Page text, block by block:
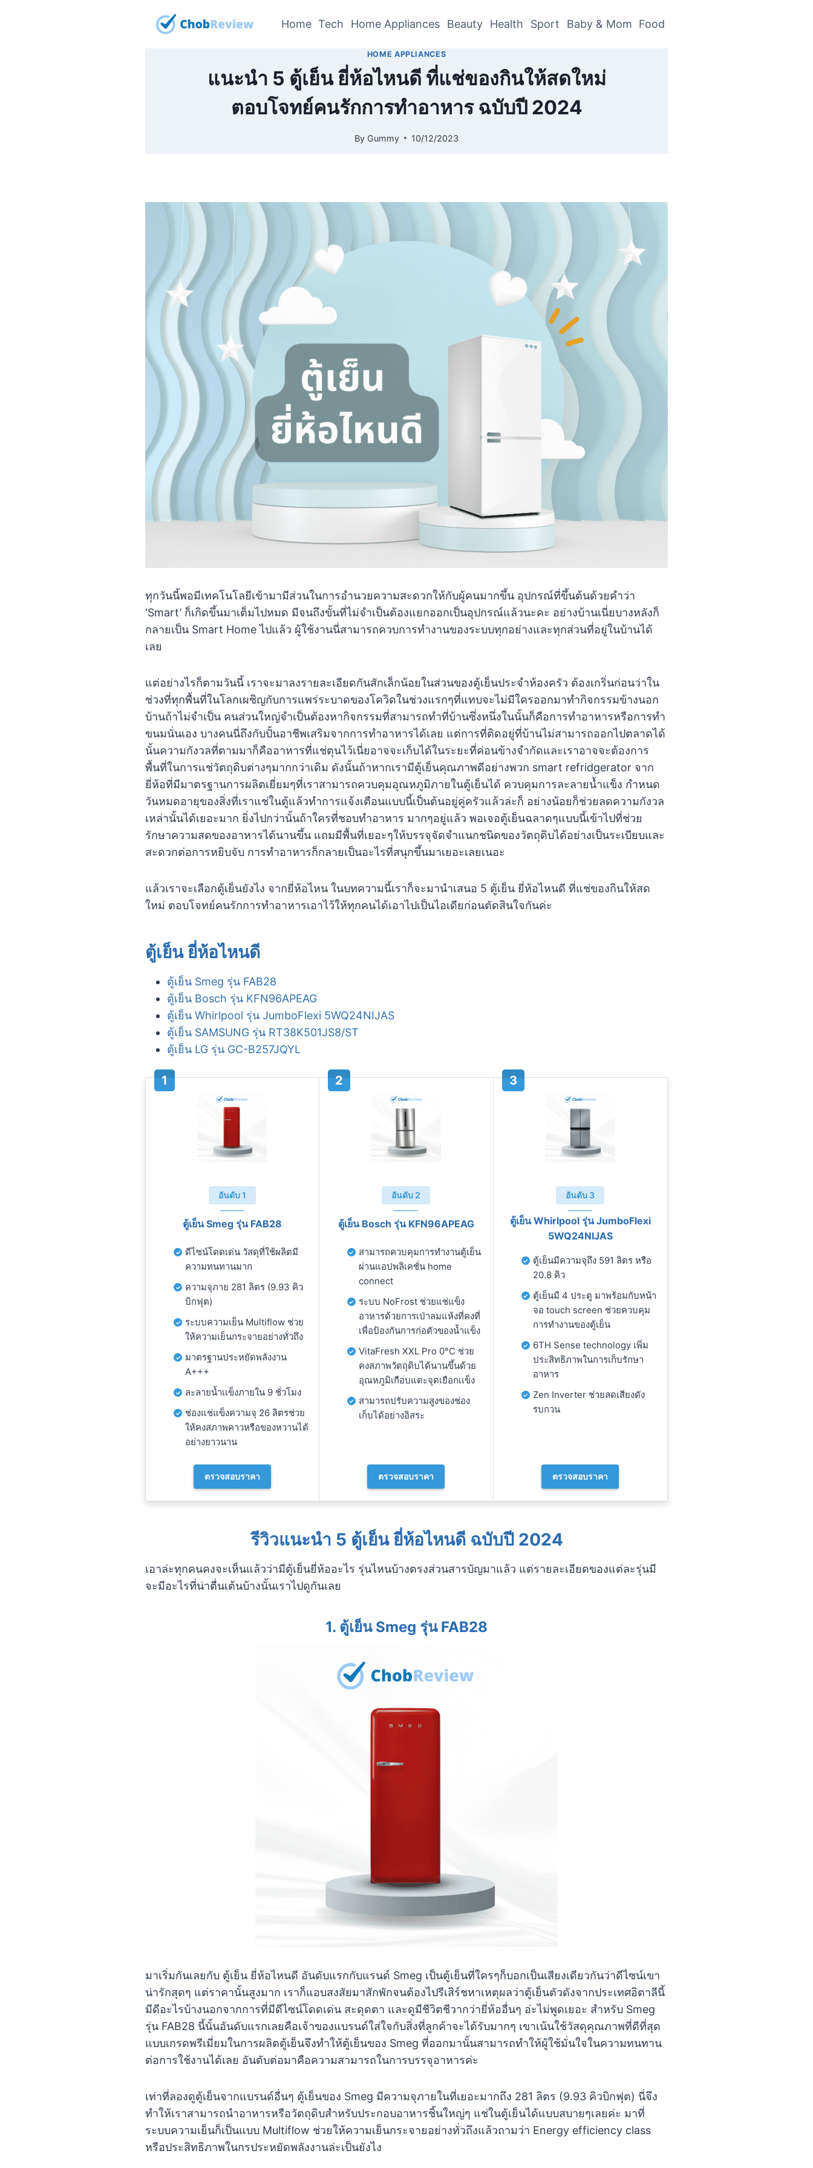
Home Tech Home Appliances Beauty Health Sport Baby & Mom Food
HOME APPLIANCES
แนะนำ 5 ตู้เย็น ยี่ห้อไหนดี ที่แช่ของกินให้สดใหม่
ตอบโจทย์คนรักการทำอาหาร ฉบับปี 2024
By Gummy 10/12/2023
ทุกวันนี้พอมีเทคโนโลยีเข้ามามีส่วนในการอำนวยความสะดวกให้กับผู้คนมากขึ้น อุปกรณ์ที่ขึ้นต้นด้วยคำว่า
‘Smart’ ก็เกิดขึ้นมาเต็มไปหมด มีจนถึงขั้นที่ไม่จำเป็นต้องแยกออกเป็นอุปกรณ์แล้วนะคะ อย่างบ้านเนี่ยบางหลังก็
กลายเป็น Smart Home ไปแล้ว ผู้ใช้งานนี่สามารถควบการทำงานของระบบทุกอย่างและทุกส่วนที่อยู่ในบ้านได้
เลย
แต่อย่างไรก็ตามวันนี้ เราจะมาลงรายละเอียดกันสักเล็กน้อยในส่วนของตู้เย็นประจำห้องครัว ต้องเกริ่นก่อนว่าใน
ช่วงที่ทุกพื้นที่ในโลกเผชิญกับการแพร่ระบาดของโควิดในช่วงแรกๆที่แทบจะไม่มีใครออกมาทำกิจกรรมข้างนอก
บ้านถ้าไม่จำเป็น คนส่วนใหญ่จำเป็นต้องหากิจกรรมที่สามารถทำที่บ้านซึ่งหนึ่งในนั้นก็คือการทำอาหารหรือการทำ
ขนมนั่นเอง บางคนนี่ถึงกับปั้นอาชีพเสริมจากการทำอาหารได้เลย แต่การที่ติดอยู่ที่บ้านไม่สามารถออกไปตลาดได้
นั้นความกังวลที่ตามมาก็คืออาหารที่แช่ตุนไว้เนี่ยอาจจะเก็บได้ในระยะที่ค่อนข้างจำกัดและเราอาจจะต้องการ
พื้นที่ในการแช่วัตถุดิบต่างๆมากกว่าเดิม ดังนั้นถ้าหากเรามีตู้เย็นคุณภาพดีอย่างพวก smart refridgerator จาก
ยี่ห้อที่มีมาตรฐานการผลิตเยี่ยมๆที่เราสามารถควบคุมอุณหภูมิภายในตู้เย็นได้ ควบคุมการละลายน้ำแข็ง กำหนด
วันหมดอายุของสิ่งที่เราแช่ในตู้แล้วทำการแจ้งเตือนแบบนี้เป็นต้นอยู่คู่ครัวแล้วล่ะก็ อย่างน้อยก็ช่วยลดความกังวล
เหล่านั้นได้เยอะมาก ยิ่งไปกว่านั้นถ้าใครที่ชอบทำอาหาร มากๆอยู่แล้ว พอเจอตู้เย็นฉลาดๆแบบนี้เข้าไปที่ช่วย
รักษาความสดของอาหารได้นานขึ้น แถมมีพื้นที่เยอะๆให้บรรจุจัดจำแนกชนิดของวัตถุดิบได้อย่างเป็นระเบียบและ
สะดวกต่อการหยิบจับ การทำอาหารก็กลายเป็นอะไรที่สนุกขึ้นมาเยอะเลยเนอะ
แล้วเราจะเลือกตู้เย็นยังไง จากยี่ห้อไหน ในบทความนี้เราก็จะมานำเสนอ 5 ตู้เย็น ยี่ห้อไหนดี ที่แช่ของกินให้สด
ใหม่ ตอบโจทย์คนรักการทำอาหารเอาไว้ให้ทุกคนได้เอาไปเป็นไอเดียก่อนตัดสินใจกันค่ะ
ตู้เย็น ยี่ห้อไหนดี
ตู้เย็น Smeg รุ่น FAB28
ตู้เย็น Bosch รุ่น KFN96APEAG
ตู้เย็น Whirlpool รุ่น JumboFlexi 5WQ24NIJAS
ตู้เย็น SAMSUNG รุ่น RT38K501JS8/ST
ตู้เย็น LG รุ่น GC-B257JQYL
อันดับ 1
ตู้เย็น Smeg รุ่น FAB28
ดีไซน์โดดเด่น วัสดุที่ใช้ผลิตมี
ความทนทานมาก
ความจุภาย 281 ลิตร (9.93 คิว
บิกฟุต)
ระบบความเย็น Multiflow ช่วย
ให้ความเย็นกระจายอย่างทั่วถึง
มาตรฐานประหยัดพลังงาน
A+++
ละลายน้ำเเข็งภายใน 9 ชั่วโมง
ช่องแช่แข็งความจุ 26 ลิตรช่วย
ให้คงสภาพคาวหรือของหวานได้
อย่างยาวนาน
ตรวจสอบราคา
อันดับ 2
ตู้เย็น Bosch รุ่น KFN96APEAG
สามารถควบคุมการทำงานตู้เย็น
ผ่านแอปพลิเคชั่น home
connect
ระบบ NoFrost ช่วยแช่แข็ง
อาหารด้วยการเป่าลมแห้งที่คงที่
เพื่อป้องกันการก่อตัวของน้ำแข็ง
VitaFresh XXL Pro 0°C ช่วย
คงสภาพวัตถุดิบได้นานขึ้นด้วย
อุณหภูมิเกือบแตะจุดเยือกเเข็ง
สามารถปรับความสูงของช่อง
เก็บได้อย่างอิสระ
ตรวจสอบราคา
อันดับ 3
ตู้เย็น Whirlpool รุ่น JumboFlexi
5WQ24NIJAS
ตู้เย็นมีความจุถึง 591 ลิตร หรือ
20.8 คิว
ตู้เย็นมี 4 ประตู มาพร้อมกับหน้า
จอ touch screen ช่วยควบคุม
การทำงานของตู้เย็น
6TH Sense technology เพิ่ม
ประสิทธิภาพในการเก็บรักษา
อาหาร
Zen Inverter ช่วยลดเสียงดัง
รบกวน
ตรวจสอบราคา
รีวิวแนะนำ 5 ตู้เย็น ยี่ห้อไหนดี ฉบับปี 2024
เอาล่ะทุกคนคงจะเห็นแล้วว่ามีตู้เย็นยี่ห้ออะไร รุ่นไหนบ้างตรงส่วนสารบัญมาแล้ว แต่รายละเอียดของแต่ละรุ่นมี
จะมีอะไรที่น่าตื่นเต้นบ้างนั้นเราไปดูกันเลย
1. ตู้เย็น Smeg รุ่น FAB28
มาเริ่มกันเลยกับ ตู้เย็น ยี่ห้อไหนดี อันดับแรกกับแรนด์ Smeg เป็นตู้เย็นที่ใครๆก็บอกเป็นเสียงเดียวกันว่าดีไซน์เขา
น่ารักสุดๆ แต่ราคานั้นสูงมาก เราก็แอบสงสัยมาสักพักจนต้องไปรีเสิร์ชหาเหตุผลว่าตู้เย็นตัวดังจากประเทศอิตาลีนี้
มีดีอะไรบ้างนอกจากการที่มีดีไซน์โดดเด่น สะดุดตา และดูมีชีวิตชีวากว่ายี่ห้ออื่นๆ อ่ะไม่พูดเยอะ สำหรับ Smeg
รุ่น FAB28 นี้นั้นอันดับแรกเลยคือเจ้าของแบรนด์ใส่ใจกับสิ่งที่ลูกค้าจะได้รับมากๆ เขาเน้นใช้วัสดุคุณภาพที่ดีที่สุด
แบบเกรดพรีเมี่ยมในการผลิตตู้เย็นจึงทำให้ตู้เย็นของ Smeg ที่ออกมานั้นสามารถทำให้ผู้ใช้มั่นใจในความทนทาน
ต่อการใช้งานได้เลย อันดับต่อมาคือความสามารถในการบรรจุอาหารค่ะ
เท่าที่ลองดูตู้เย็นจากแบรนด์อื่นๆ ตู้เย็นของ Smeg มีความจุภายในที่เยอะมากถึง 281 ลิตร (9.93 คิวบิกฟุต) นี่จึง
ทำให้เราสามารถนำอาหารหรือวัตถุดิบสำหรับประกอบอาหารชิ้นใหญ่ๆ แช่ในตู้เย็นได้แบบสบายๆเลยค่ะ มาที่
ระบบความเย็นก็เป็นแบบ Multiflow ช่วยให้ความเย็นกระจายอย่างทั่วถึงแล้วถามว่า Energy efficiency class
หรือประสิทธิภาพในกรประหยัดพลังงานล่ะเป็นยังไง